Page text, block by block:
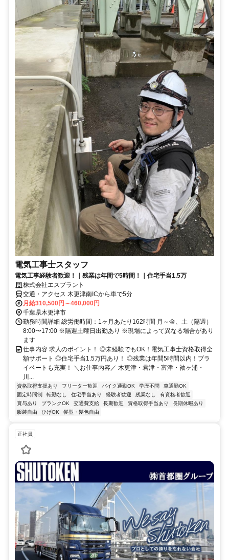
電気工事士スタッフ
電気工事経験者歓迎！｜残業は年間で5時間！｜住宅手当1.5万
株式会社エスプラント
交通・アクセス 木更津南ICから車で5分
月給310,500円～460,000円
千葉県木更津市
勤務時間詳細 総労働時間：1ヶ月あたり162時間 月～金、土（隔週）
8:00〜17:00 ※隔週土曜日出勤あり ※現場によって異なる場合があり
ます
仕事内容 求人のポイント！ ◎未経験でもOK！電気工事士資格取得全
額サポート ◎住宅手当1.5万円あり！ ◎残業は年間5時間以内！プラ
イベートも充実！ ＼お仕事内容／ 木更津・君津・富津・袖ヶ浦・
川...
資格取得支援あり フリーター歓迎 バイク通勤OK 学歴不問
車通勤OK
固定時間制
転勤なし 住宅手当あり 経験者歓迎 残業なし
有資格者歓迎
賞与あり
ブランクOK 交通費支給 長期歓迎 資格取得手当あり
長期休暇あり
服装自由
ひげOK 髪型・髪色自由
正社員